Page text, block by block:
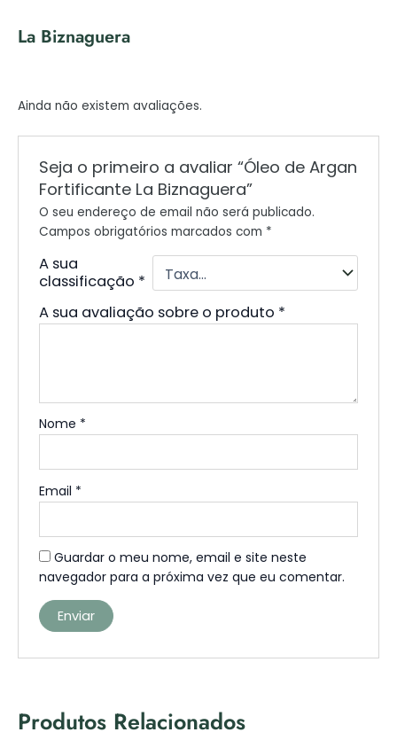
La Biznaguera
Ainda não existem avaliações.
Seja o primeiro a avaliar “Óleo de Argan
Fortificante La Biznaguera”
O seu endereço de email não será publicado.
Campos obrigatórios marcados com *
A sua
classificação *
A sua avaliação sobre o produto *
Nome *
Email *
Guardar o meu nome, email e site neste
navegador para a próxima vez que eu comentar.
Produtos Relacionados